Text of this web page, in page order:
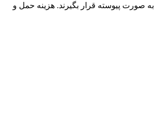
صورت پیوسته قرار بگیرند. هزینه حمل و